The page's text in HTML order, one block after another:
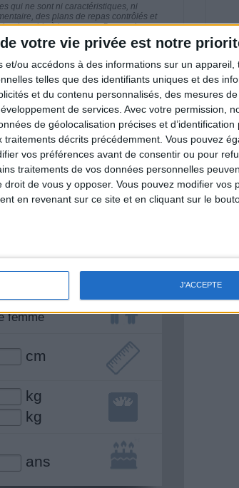
votre vie privée est notre
et/ou accédons à des informations sur un appareil,
telles que des identifiants uniques et des
et du contenu personnalisés, des mesures
de services. Avec votre permission,
de géolocalisation précises et d’identification
décrits précédemment. Vous pouvez
vos préférences avant de consentir ou pour
traitements de vos données personnelles
de vous y opposer. Vous pouvez modifier vos
en revenant sur ce site et en cliquant sur le
J'ACCEPTE
qui ne sont ni caractéristiques, ni
des plans de repas contrôlés et
du poids à long terme. Demandez
régime amincissant, un programme
Voir tout
Savoir Maigrir vous
de votre objectif
(env. 2 min)
femme
cm
kg
kg
ans